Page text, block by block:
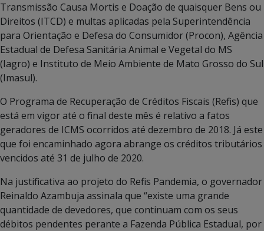
Transmissão Causa Mortis e Doação de quaisquer Bens ou
Direitos (ITCD) e multas aplicadas pela Superintendência
para Orientação e Defesa do Consumidor (Procon), Agência
Estadual de Defesa Sanitária Animal e Vegetal do MS
(Iagro) e Instituto de Meio Ambiente de Mato Grosso do Sul
(Imasul).
O Programa de Recuperação de Créditos Fiscais (Refis) que
está em vigor até o final deste mês é relativo a fatos
geradores de ICMS ocorridos até dezembro de 2018. Já este
que foi encaminhado agora abrange os créditos tributários
vencidos até 31 de julho de 2020.
Na justificativa ao projeto do Refis Pandemia, o governador
Reinaldo Azambuja assinala que “existe uma grande
quantidade de devedores, que continuam com os seus
débitos pendentes perante a Fazenda Pública Estadual, por